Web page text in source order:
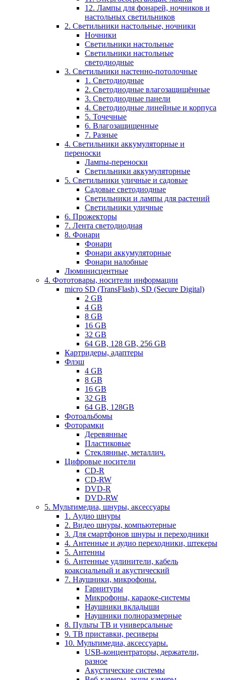
12. Лампы для фонарей, ночников и
настольных светильников
2. Светильники настольные, ночники
Ночники
Светильники настольные
Светильники настольные
светодиодные
3. Светильники настенно-потолочные
1. Светодиодные
2. Светодиодные влагозащищённые
3. Светодиодные панели
4. Светодиодные линейные и корпуса
5. Точечные
6. Влагозащищенные
7. Разные
4. Светильники аккумуляторные и
переноски
Лампы-переноски
Светильники аккумуляторные
5. Светильники уличные и садовые
Садовые светодиодные
Светильники и лампы для растений
Светильники уличные
6. Прожекторы
7. Лента светодиодная
8. Фонари
Фонари
Фонари аккумуляторные
Фонари налобные
Люминисцентные
4. Фототовары, носители информации
micro SD (TransFlash), SD (Secure Digital)
2 GB
4 GB
8 GB
16 GB
32 GB
64 GB, 128 GB, 256 GB
Картридеры, адаптеры
Флэш
4 GB
8 GB
16 GB
32 GB
64 GB, 128GB
Фотоальбомы
Фоторамки
Деревянные
Пластиковые
Стеклянные, металлич.
Цифровые носители
CD-R
CD-RW
DVD-R
DVD-RW
5. Мультимедиа, шнуры, аксессуары
1. Аудио шнуры
2. Видео шнуры, компьютерные
3. Для смартфонов шнуры и переходники
4. Антенные и аудио переходники, штекеры
5. Антенны
6. Антенные удлинители, кабель
коаксиальный и акустический
7. Наушники, микрофоны.
Гарнитуры
Микрофоны, караоке-системы
Наушники вкладыши
Наушники полноразмерные
8. Пульты ТВ и универсальные
9. ТВ приставки, ресиверы
10. Мультимедиа, аксессуары.
USB-концентраторы, держатели,
разное
Акустические системы